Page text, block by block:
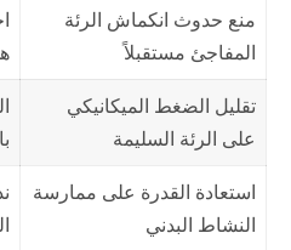
منع حدوث انكماش الرئة
المفاجئ مستقبلاً
تقليل الضغط الميكانيكي
على الرئة السليمة
استعادة القدرة على ممارسة
النشاط البدني